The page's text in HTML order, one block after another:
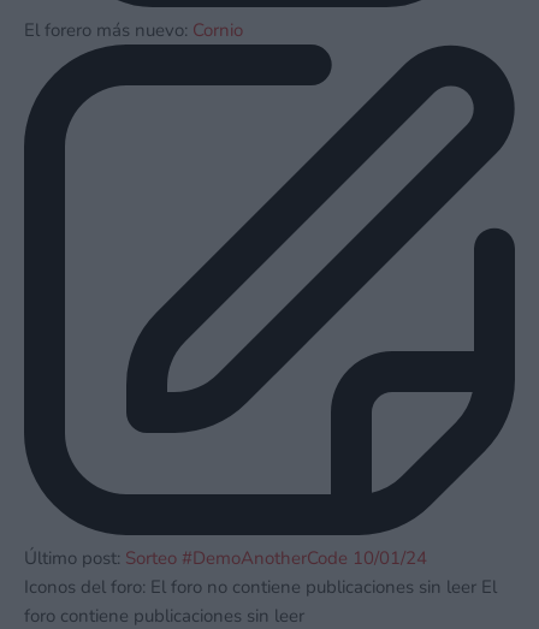
El forero más nuevo: Cornio
Último post: Sorteo #DemoAnotherCode 10/01/24
Iconos del foro: El foro no contiene publicaciones sin leer El
foro contiene publicaciones sin leer